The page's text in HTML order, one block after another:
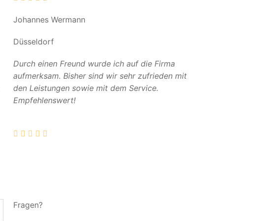
Johannes Wermann
Düsseldorf
Durch einen Freund wurde ich auf die Firma
aufmerksam. Bisher sind wir sehr zufrieden mit
den Leistungen sowie mit dem Service.
Empfehlenswert!
Fragen?